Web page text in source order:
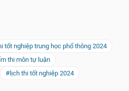
tốt nghiệp trung học phổ thông 2024
thi môn tự luận
#lịch thi tốt nghiệp 2024